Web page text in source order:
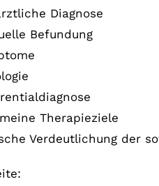
Diagnose
Befundung
Therapieziele
Verdeutlichung der